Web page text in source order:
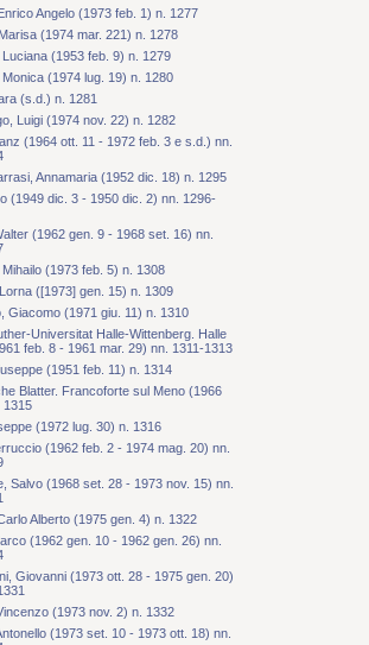
Angelo (1973 feb. 1) n. 1277
(1974 mar. 221) n. 1278
(1953 feb. 9) n. 1279
(1974 lug. 19) n. 1280
(s.d.) n. 1281
Luigi (1974 nov. 22) n. 1282
(1964 ott. 11 - 1972 feb. 3 e s.d.) nn.
Annamaria (1952 dic. 18) n. 1295
(1949 dic. 3 - 1950 dic. 2) nn. 1296-
(1962 gen. 9 - 1968 set. 16) nn.
(1973 feb. 5) n. 1308
([1973] gen. 15) n. 1309
Giacomo (1971 giu. 11) n. 1310
Universitat Halle-Wittenberg. Halle
feb. 8 - 1961 mar. 29) nn. 1311-1313
(1951 feb. 11) n. 1314
Blatter. Francoforte sul Meno (1966
1315
(1972 lug. 30) n. 1316
(1962 feb. 2 - 1974 mag. 20) nn.
Salvo (1968 set. 28 - 1973 nov. 15) nn.
Alberto (1975 gen. 4) n. 1322
(1962 gen. 10 - 1962 gen. 26) nn.
Giovanni (1973 ott. 28 - 1975 gen. 20)
(1973 nov. 2) n. 1332
(1973 set. 10 - 1973 ott. 18) nn.